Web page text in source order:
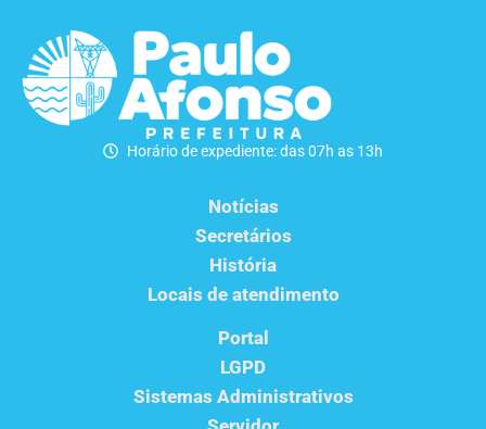
Horário de expediente: das 07h as 13h
Notícias
Secretários
História
Locais de atendimento
Portal
LGPD
Sistemas Administrativos